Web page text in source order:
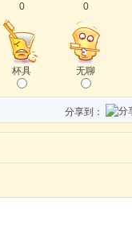
0
杯具
0
无聊
分享到：